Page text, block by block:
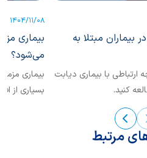
مبتلا به
با بیماری دیابت
کنید.
1404/11/08
بیماری
می‌شود؟
بسیاری از
مرتبط